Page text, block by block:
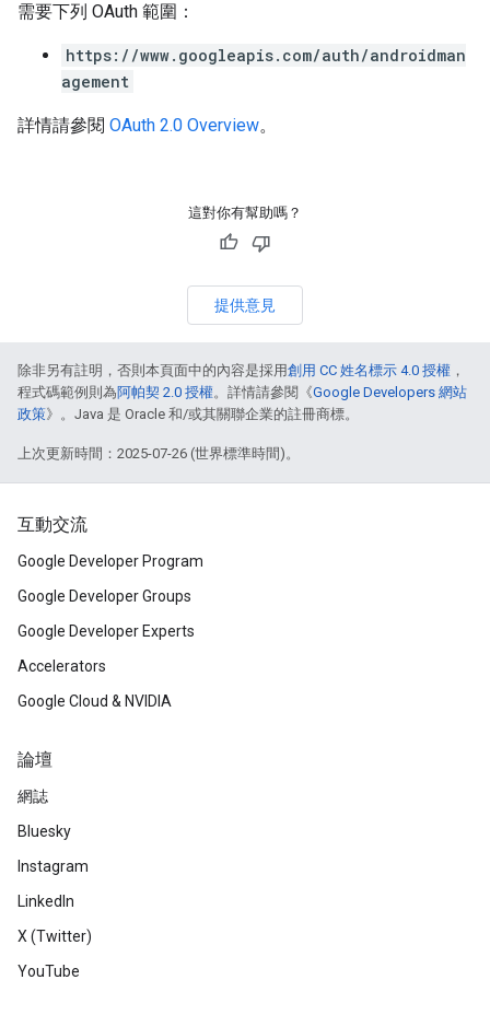
需要下列 OAuth 範圍：
https://www.googleapis.com/auth/androidman
agement
詳情請參閱 OAuth 2.0 Overview。
這對你有幫助嗎？
提供意見
除非另有註明，否則本頁面中的內容是採用創用 CC 姓名標示 4.0 授權 ，
程式碼範例則為阿帕契 2.0 授權。詳情請參閱《Google Developers 網站
政策》。Java 是 Oracle 和/或其關聯企業的註冊商標。
上次更新時間：2025-07-26 (世界標準時間)。
互動交流
Google Developer Program
Google Developer Groups
Google Developer Experts
Accelerators
Google Cloud & NVIDIA
論壇
網誌
Bluesky
Instagram
LinkedIn
X (Twitter)
YouTube